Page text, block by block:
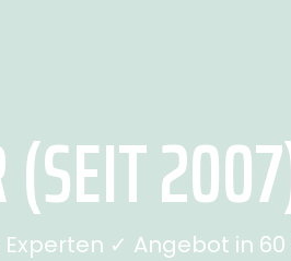
(SEIT
✓ Angebot in 60